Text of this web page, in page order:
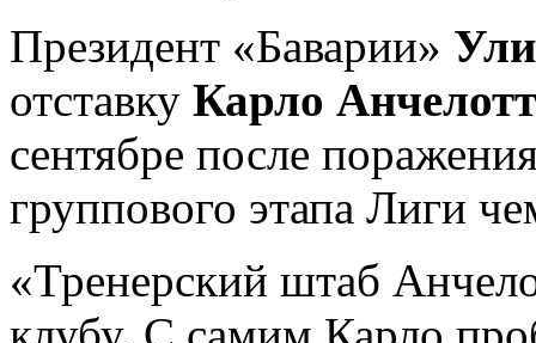
Президент «Баварии»
отставку Карло
сентябре после
группового этапа Лиги
«Тренерский штаб